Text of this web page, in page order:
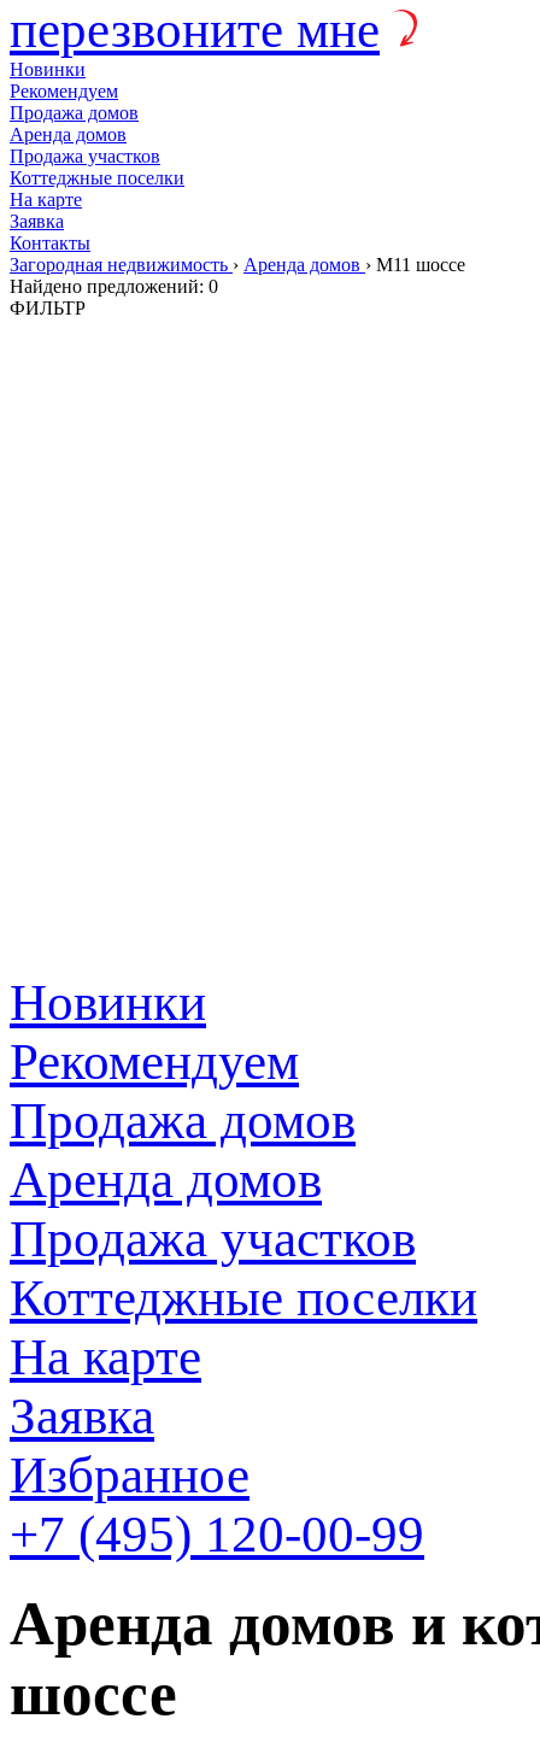
перезвоните мне
Новинки
Рекомендуем
Продажа домов
Аренда домов
Продажа участков
Коттеджные поселки
На карте
Заявка
Контакты
Загородная недвижимость › Аренда домов › М11 шоссе
Найдено предложений: 0
ФИЛЬТР
Новинки
Рекомендуем
Продажа домов
Аренда домов
Продажа участков
Коттеджные поселки
На карте
Заявка
Избранное
+7 (495) 120-00-99
Аренда домов и
шоссе